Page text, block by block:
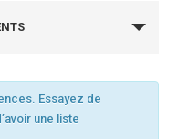
Essayez de
une liste